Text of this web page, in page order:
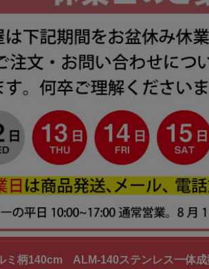
ミ柄140cm ALM-140ステンレス一体